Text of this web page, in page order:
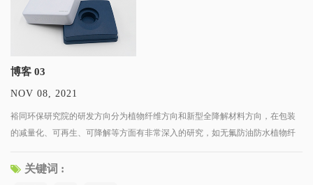
博客 03
NOV 08, 2021
裕同环保研究院的研发方向分为植物纤维方向和新型全降解材料方向，在包装
的减量化、可再生、可降解等方面有非常深入的研究，如无氟防油防水植物纤
了来自材料科学、包装工程、智能包装技术等交叉领域的专家和人才，
关键词 :